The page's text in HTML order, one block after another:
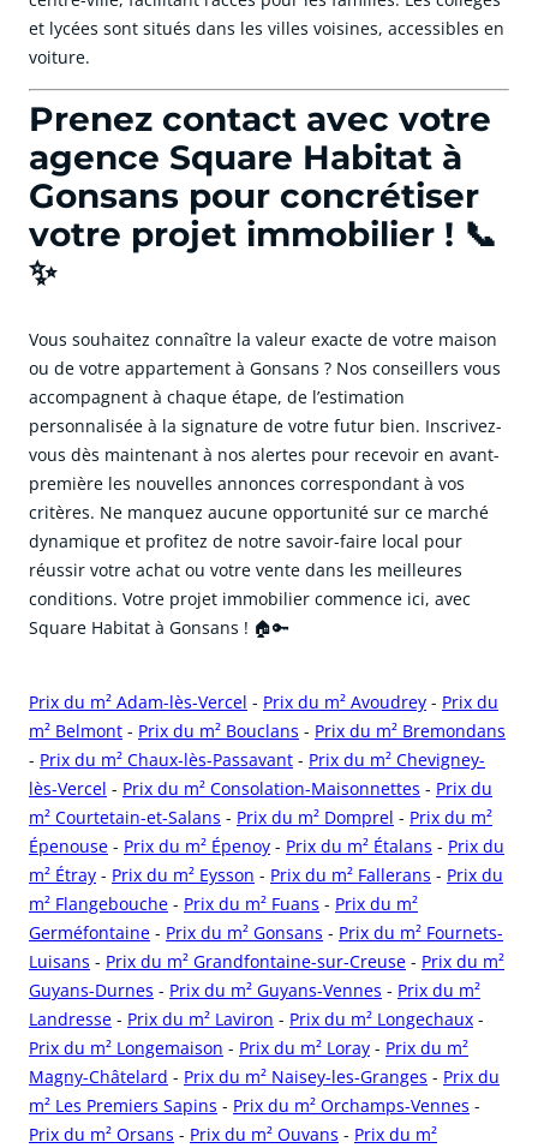
et lycées sont situés dans les villes voisines, accessibles en
voiture.
Prenez contact avec votre
agence Square Habitat à
Gonsans pour concrétiser
votre projet immobilier ! 📞
✨
Vous souhaitez connaître la valeur exacte de votre maison
ou de votre appartement à Gonsans ? Nos conseillers vous
accompagnent à chaque étape, de l’estimation
personnalisée à la signature de votre futur bien. Inscrivez-
vous dès maintenant à nos alertes pour recevoir en avant-
première les nouvelles annonces correspondant à vos
critères. Ne manquez aucune opportunité sur ce marché
dynamique et profitez de notre savoir-faire local pour
réussir votre achat ou votre vente dans les meilleures
conditions. Votre projet immobilier commence ici, avec
Square Habitat à Gonsans ! 🏠🔑
Prix du m² Adam-lès-Vercel - Prix du m² Avoudrey - Prix du
m² Belmont - Prix du m² Bouclans - Prix du m² Bremondans
- Prix du m² Chaux-lès-Passavant - Prix du m² Chevigney-
lès-Vercel - Prix du m² Consolation-Maisonnettes - Prix du
m² Courtetain-et-Salans - Prix du m² Domprel - Prix du m²
Épenouse - Prix du m² Épenoy - Prix du m² Étalans - Prix du
m² Étray - Prix du m² Eysson - Prix du m² Fallerans - Prix du
m² Flangebouche - Prix du m² Fuans - Prix du m²
Germéfontaine - Prix du m² Gonsans - Prix du m² Fournets-
Luisans - Prix du m² Grandfontaine-sur-Creuse - Prix du m²
Guyans-Durnes - Prix du m² Guyans-Vennes - Prix du m²
Landresse - Prix du m² Laviron - Prix du m² Longechaux -
Prix du m² Longemaison - Prix du m² Loray - Prix du m²
Magny-Châtelard - Prix du m² Naisey-les-Granges - Prix du
m² Les Premiers Sapins - Prix du m² Orchamps-Vennes -
Prix du m² Orsans - Prix du m² Ouvans - Prix du m²